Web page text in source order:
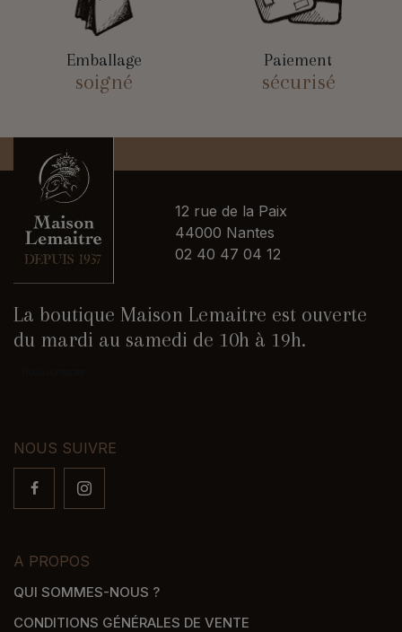
Emballage
soigné
Paiement
sécurisé
12 rue de la Paix
44000 Nantes
02 40 47 04 12
La boutique Maison Lemaitre est ouverte
du mardi au samedi de 10h à 19h.
NOUS SUIVRE
A PROPOS
QUI SOMMES-NOUS ?
CONDITIONS GÉNÉRALES DE VENTE